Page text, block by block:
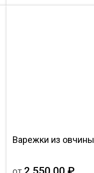
Варежки из овчины